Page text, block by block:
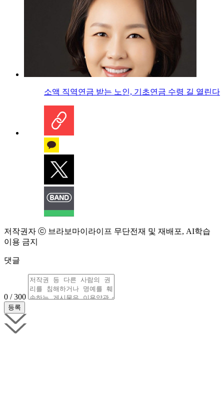
소액 직역연금 받는 노인, 기초연금 수령 길 열린다
저작권자 ⓒ 브라보마이라이프 무단전재 및 재배포, AI학습
이용 금지
댓글
0 / 300